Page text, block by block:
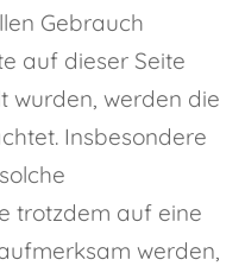
Gebrauch
auf dieser Seite
wurden, werden die
Insbesondere
trotzdem auf eine
werden,